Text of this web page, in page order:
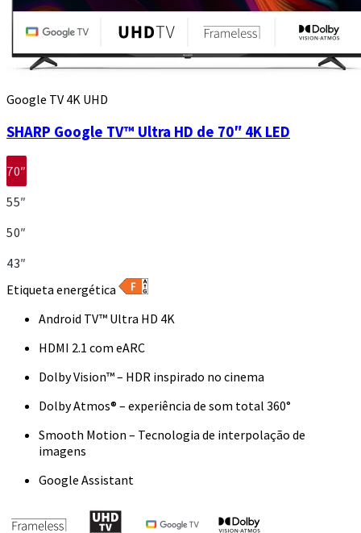
Google TV 4K UHD
SHARP Google TV™ Ultra HD de 70″ 4K LED
70″
55″
50″
43″
Etiqueta energética
Android TV™ Ultra HD 4K
HDMI 2.1 com eARC
Dolby Vision™ – HDR inspirado no cinema
Dolby Atmos® – experiência de som total 360°
Smooth Motion – Tecnologia de interpolação de
imagens
Google Assistant